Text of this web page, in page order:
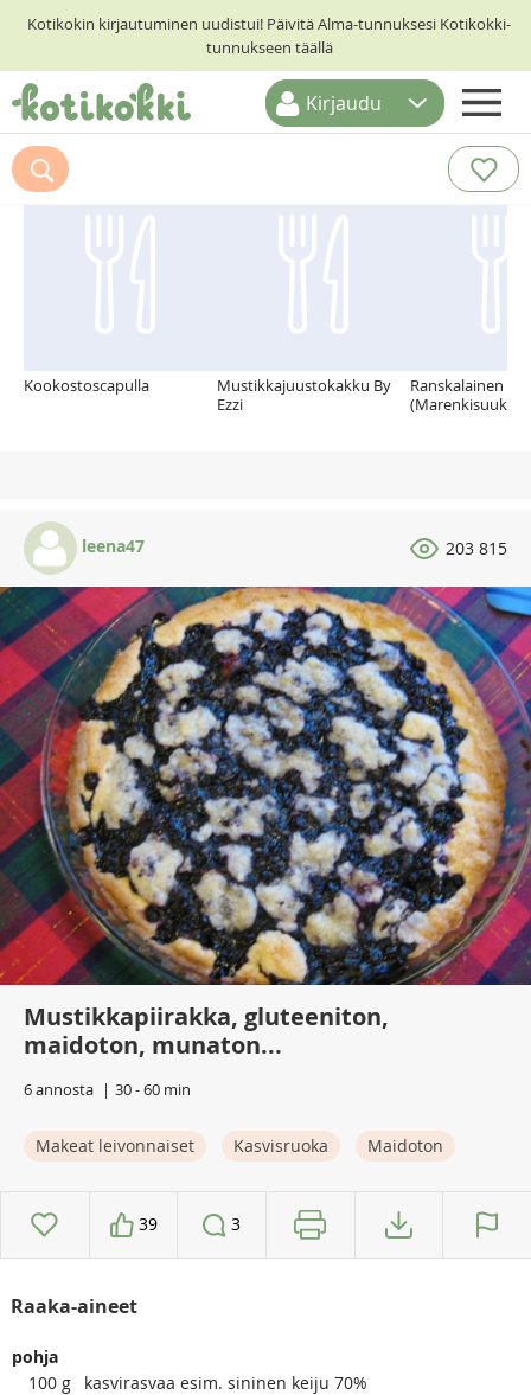
Kotikokin kirjautuminen uudistui! Päivitä Alma-tunnuksesi Kotikokki-
tunnukseen täällä
ETUSIVU
RESEPTIHAKU
Kirjaudu
Suosittelemme myös
Kookostoscapulla
Mustikkajuustokakku By
Ezzi
Ranskalainen
(Marenkisuukot)
leena47 203 815
Mustikkapiirakka, gluteeniton,
maidoton, munaton...
6 annosta 30 - 60 min
Makeat leivonnaiset Kasvisruoka Maidoton
39 3
Raaka-aineet
pohja
100 g
kasvirasvaa esim. sininen keiju 70%